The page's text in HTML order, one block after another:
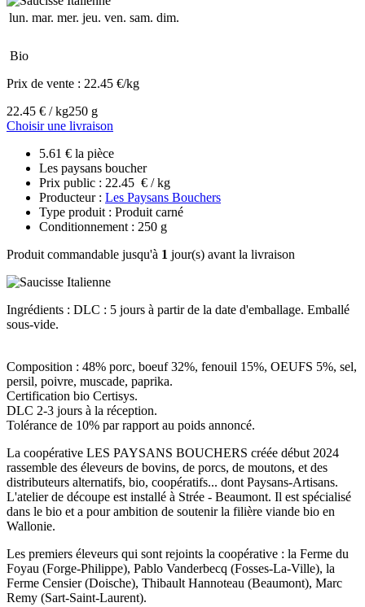
lun. mar. mer. jeu. ven. sam. dim.
Bio
Prix de vente : 22.45 €/kg
22.45 € / kg250 g
Choisir une livraison
5.61 € la pièce
Les paysans boucher
Prix public : 22.45 € / kg
Producteur : Les Paysans Bouchers
Type produit : Produit carné
Conditionnement : 250 g
Produit commandable jusqu'à 1 jour(s) avant la livraison
Ingrédients : DLC : 5 jours à partir de la date d'emballage. Emballé
sous-vide.
Composition : 48% porc, boeuf 32%, fenouil 15%, OEUFS 5%, sel,
persil, poivre, muscade, paprika.
Certification bio Certisys.
DLC 2-3 jours à la réception.
Tolérance de 10% par rapport au poids annoncé.
La coopérative LES PAYSANS BOUCHERS créée début 2024
rassemble des éleveurs de bovins, de porcs, de moutons, et des
distributeurs alternatifs, bio, coopératifs... dont Paysans-Artisans.
L'atelier de découpe est installé à Strée - Beaumont. Il est spécialisé
dans le bio et a pour ambition de soutenir la filière viande bio en
Wallonie.
Les premiers éleveurs qui sont rejoints la coopérative : la Ferme du
Foyau (Forge-Philippe), Pablo Vanderbecq (Fosses-La-Ville), la
Ferme Censier (Doische), Thibault Hannoteau (Beaumont), Marc
Remy (Sart-Saint-Laurent).